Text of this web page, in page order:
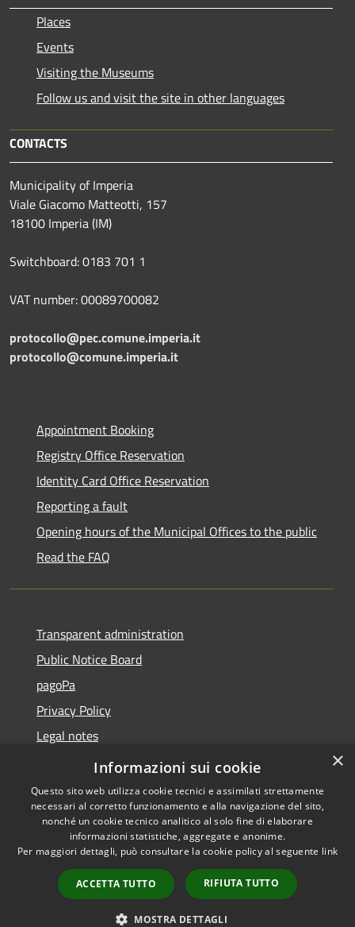
Places
Events
Visiting the Museums
Follow us and visit the site in other languages
CONTACTS
Municipality of Imperia
Viale Giacomo Matteotti, 157
18100 Imperia (IM)
Switchboard: 0183 701 1
VAT number: 00089700082
protocollo@pec.comune.imperia.it
protocollo@comune.imperia.it
Appointment Booking
Registry Office Reservation
Identity Card Office Reservation
Reporting a fault
Opening hours of the Municipal Offices to the public
Read the FAQ
Transparent administration
Public Notice Board
pagoPa
Privacy Policy
Legal notes
Accessibility Statement
Accessibility
Copyright © 2026 • Città di
Imperia • Powered by
Municipium•
Admin
access
×
Informazioni sui cookie
Questo sito web utilizza cookie tecnici e assimilati strettamente
necessari al corretto funzionamento e alla navigazione del sito,
nonché un cookie tecnico analitico al solo fine di elaborare
informazioni statistiche, aggregate e anonime.
Per maggiori dettagli, può consultare la cookie policy al seguente link
ACCETTA TUTTO RIFIUTA TUTTO
MOSTRA DETTAGLI